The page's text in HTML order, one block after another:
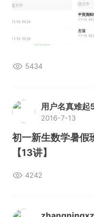
5434
用户名真难起
2016-7-13
初一新生数学暑假
【13讲】
4242